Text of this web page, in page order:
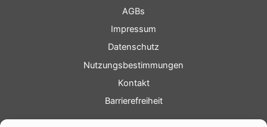
AGBs
Impressum
Datenschutz
Nutzungsbestimmungen
Kontakt
Barrierefreiheit